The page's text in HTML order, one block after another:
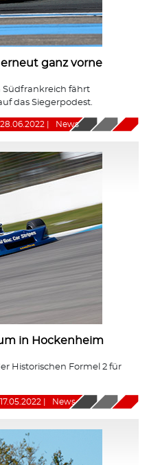
ganz vorne
Südfrankreich fährt
das Siegerpodest.
28.06.2022 News
in Hockenheim
Historischen Formel 2 für
17.05.2022 News